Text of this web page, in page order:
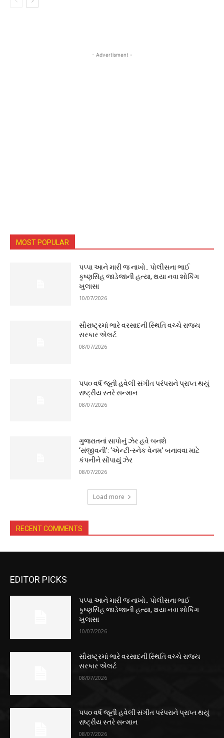
- Advertisment -
MOST POPULAR
પપ્પા આને મારી જ નાખો.. પોલીસના ભાઈ
કૃષ્ણસિંહ જાડેજાની હત્યા, થયા નવા શોકિંગ
ખુલાસા
10/07/2026
સૌરાષ્ટ્રમાં ભારે વરસાદની સ્થિતિ વચ્ચે રાજ્ય
સરકાર એલર્ટ
08/07/2026
૫૫૦ વર્ષ જૂની હવેલી સંગીત પરંપરાને પ્રાપ્ત થયું
રાષ્ટ્રીય સ્તરે સન્માન
08/07/2026
ગુજરાતનાં સાપોનું ઝેર હવે બનશે
‘સંજીવની’: ‘એન્ટી-સ્નેક વેનમ’ બનાવવા માટે
કંપનીને સોંપાયું ઝેર
08/07/2026
Load more
RECENT COMMENTS
EDITOR PICKS
પપ્પા આને મારી જ નાખો.. પોલીસના ભાઈ
કૃષ્ણસિંહ જાડેજાની હત્યા, થયા નવા શોકિંગ
ખુલાસા
10/07/2026
સૌરાષ્ટ્રમાં ભારે વરસાદની સ્થિતિ વચ્ચે રાજ્ય
સરકાર એલર્ટ
08/07/2026
૫૫૦ વર્ષ જૂની હવેલી સંગીત પરંપરાને પ્રાપ્ત થયું
રાષ્ટ્રીય સ્તરે સન્માન
08/07/2026